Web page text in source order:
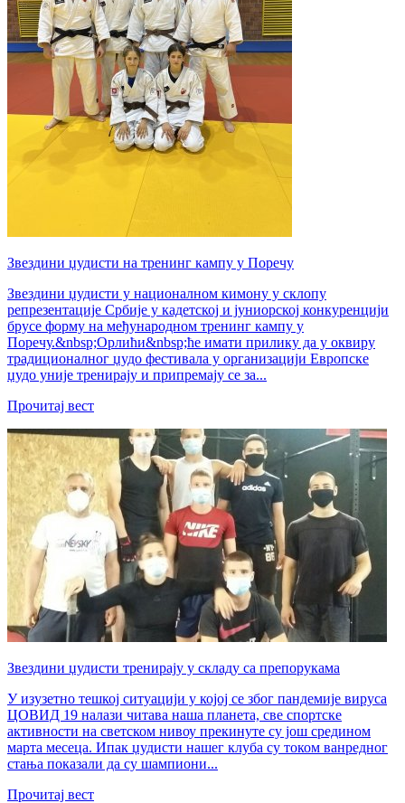
Звездини џудисти на тренинг кампу у Поречу
Звездини џудисти у националном кимону у склопу
репрезентације Србије у кадетској и јуниорској конкуренцији
брусе форму на међународном тренинг кампу у
Поречу.&nbsp;Орлићи&nbsp;ће имати прилику да у оквиру
традиционалног џудо фестивала у организацији Европске
џудо уније тренирају и припремају се за...
Прочитај вест
Звездини џудисти тренирају у складу са препорукама
У изузетно тешкој ситуацији у којој се због пандемије вируса
ЦОВИД 19 налази читава наша планета, све спортске
активности на светском нивоу прекинуте су још средином
марта месеца. Ипак џудисти нашег клуба су током ванредног
стања показали да су шампиони...
Прочитај вест